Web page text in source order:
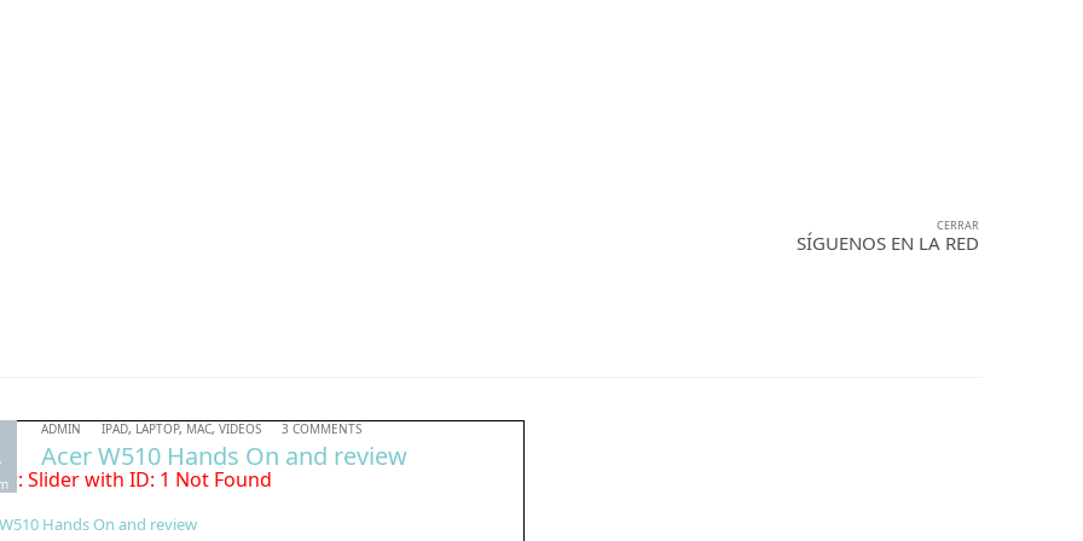
CERRAR
SÍGUENOS EN LA RED
Slider with ID: 1 Not Found
ADMIN IPAD, LAPTOP, MAC,VIDEOS 3 COMMENTS
Acer W510 Hands On and review